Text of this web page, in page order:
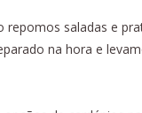
repomos saladas e
na hora e